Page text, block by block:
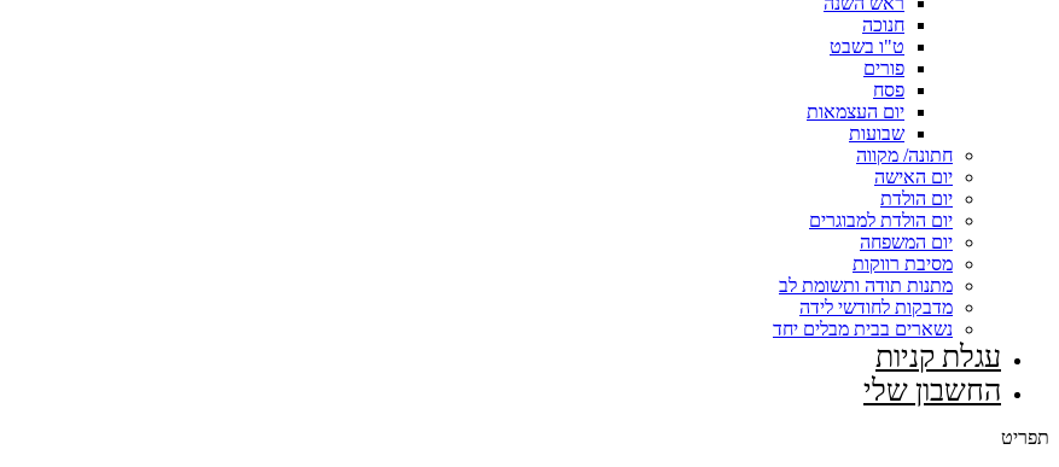
חנוכה
ט"ו בשבט
פורים
פסח
יום העצמאות
שבועות
חתונה/ מקווה
יום האישה
יום הולדת
יום הולדת למבוגרים
יום המשפחה
מסיבת רווקות
מתנות תודה ותשומת לב
מדבקות לחודשי לידה
נשארים בבית מבלים יחד
עגלת קניות
החשבון שלי
תפריט